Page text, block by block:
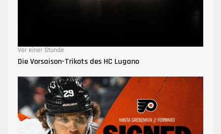
Vor einer Stunde
Die Vorsaison-Trikots des HC Lugano